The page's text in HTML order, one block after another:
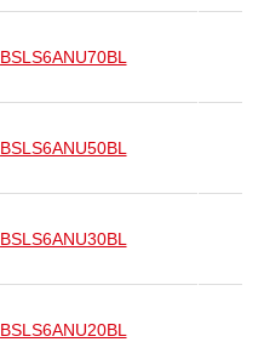
BSLS6ANU70BL
BSLS6ANU50BL
BSLS6ANU30BL
BSLS6ANU20BL